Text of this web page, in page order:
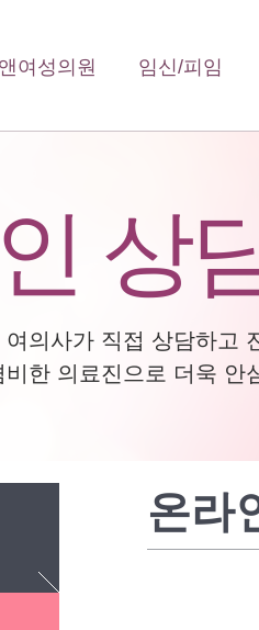
여성의원 임신/피임
상
의사가 직접 상담하고
한 의료진으로 더욱 안
온라